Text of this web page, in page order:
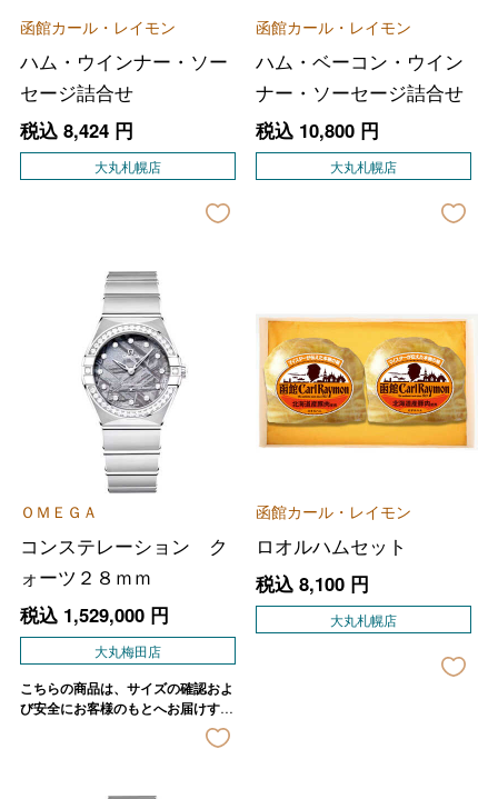
函館カール・レイモン
ハム・ウインナー・ソー
セージ詰合せ
税込 8,424円
大丸札幌店
函館カール・レイモン
ハム・ベーコン・ウイン
ナー・ソーセージ詰合せ
税込 10,800円
大丸札幌店
ＯＭＥＧＡ
コンステレーション ク
ォーツ２８ｍｍ
税込 1,529,000円
大丸梅田店
こちらの商品は、サイズの確認およ
び安全にお客様のもとへお届けする
ため、店舗よりご連絡させていただ
函館カール・レイモン
ロオルハムセット
税込 8,100円
大丸札幌店